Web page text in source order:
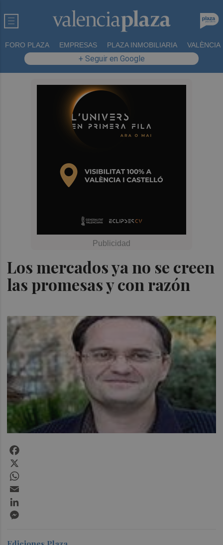
FORO PLAZA EMPRESAS PLAZA INMOBILIARIA VALÈNCIA
+ Seguir en Google
Los mercados ya no se creen
las promesas y con razón